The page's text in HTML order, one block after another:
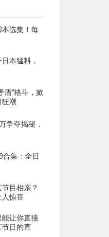
本选集！每
本猛料，
盾”格斗，掀
狂潮
争夺揭秘，
合集：全日
目相亲？
人惊喜
让你直接
目的直